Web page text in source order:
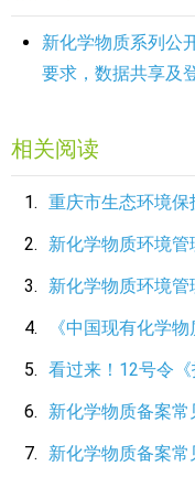
新化学物质系列公
要求，数据共享及
相关阅读
重庆市生态环境
新化学物质环境管
新化学物质环境管
《中国现有化学
看过来！12号令《
新化学物质备案
新化学物质备案